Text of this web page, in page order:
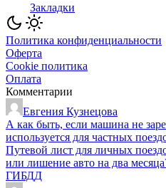
Закладки
Политика конфиденциальности
Оферта
Cookie политика
Оплата
Комментарии
Евгения Кузнецова
А как быть, если машина не
используется для частных
Путевой лист для личных
или лишение авто на два
ГИБДД